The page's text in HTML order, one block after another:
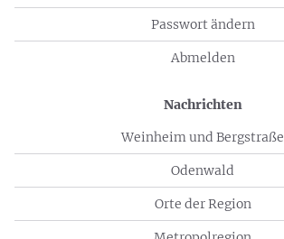
Passwort ändern
Abmelden
Nachrichten
Weinheim und Bergstraße
Odenwald
Orte der Region